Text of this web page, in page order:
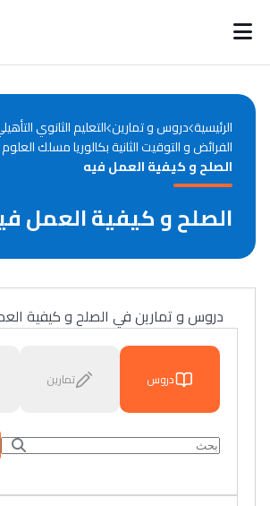
Annonces bourses
الرئيسية دروس و تمارين التعليم الثانوي
الفرائض و التوقيت الثانية بكالوريا مسلك
الصلح و كيفية العمل فيه
الصلح و كيفية العمل
دروس و تمارين في الصلح و كيفية
دروس تمارين